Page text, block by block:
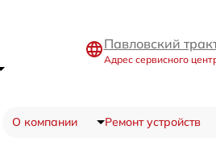
Павловский
Адрес сервисного
О компании Ремонт устройств